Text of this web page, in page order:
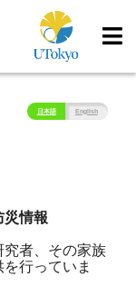
日本語 English
災情報
究者、その家族
行っていま